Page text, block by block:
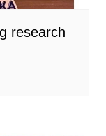
research